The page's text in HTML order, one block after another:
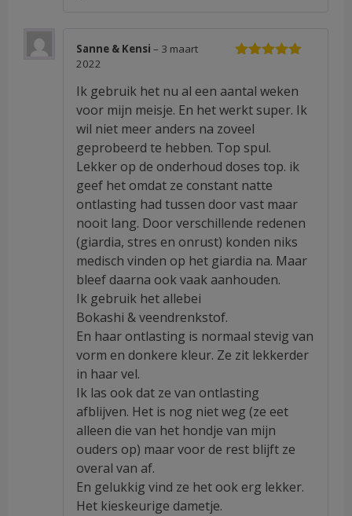
Sanne & Kensi– 3 maart
2022
Ik gebruik het nu al een aantal weken
voor mijn meisje. En het werkt super. Ik
wil niet meer anders na zoveel
geprobeerd te hebben. Top spul.
Lekker op de onderhoud doses top. ik
geef het omdat ze constant natte
ontlasting had tussen door vast maar
nooit lang. Door verschillende redenen
(giardia, stres en onrust) konden niks
medisch vinden op het giardia na. Maar
bleef daarna ook vaak aanhouden.
Ik gebruik het allebei
Bokashi & veendrenkstof.
En haar ontlasting is normaal stevig van
vorm en donkere kleur. Ze zit lekkerder
in haar vel.
Ik las ook dat ze van ontlasting
afblijven. Het is nog niet weg (ze eet
alleen die van het hondje van mijn
ouders op) maar voor de rest blijft ze
overal van af.
En gelukkig vind ze het ook erg lekker.
Het kieskeurige dametje.